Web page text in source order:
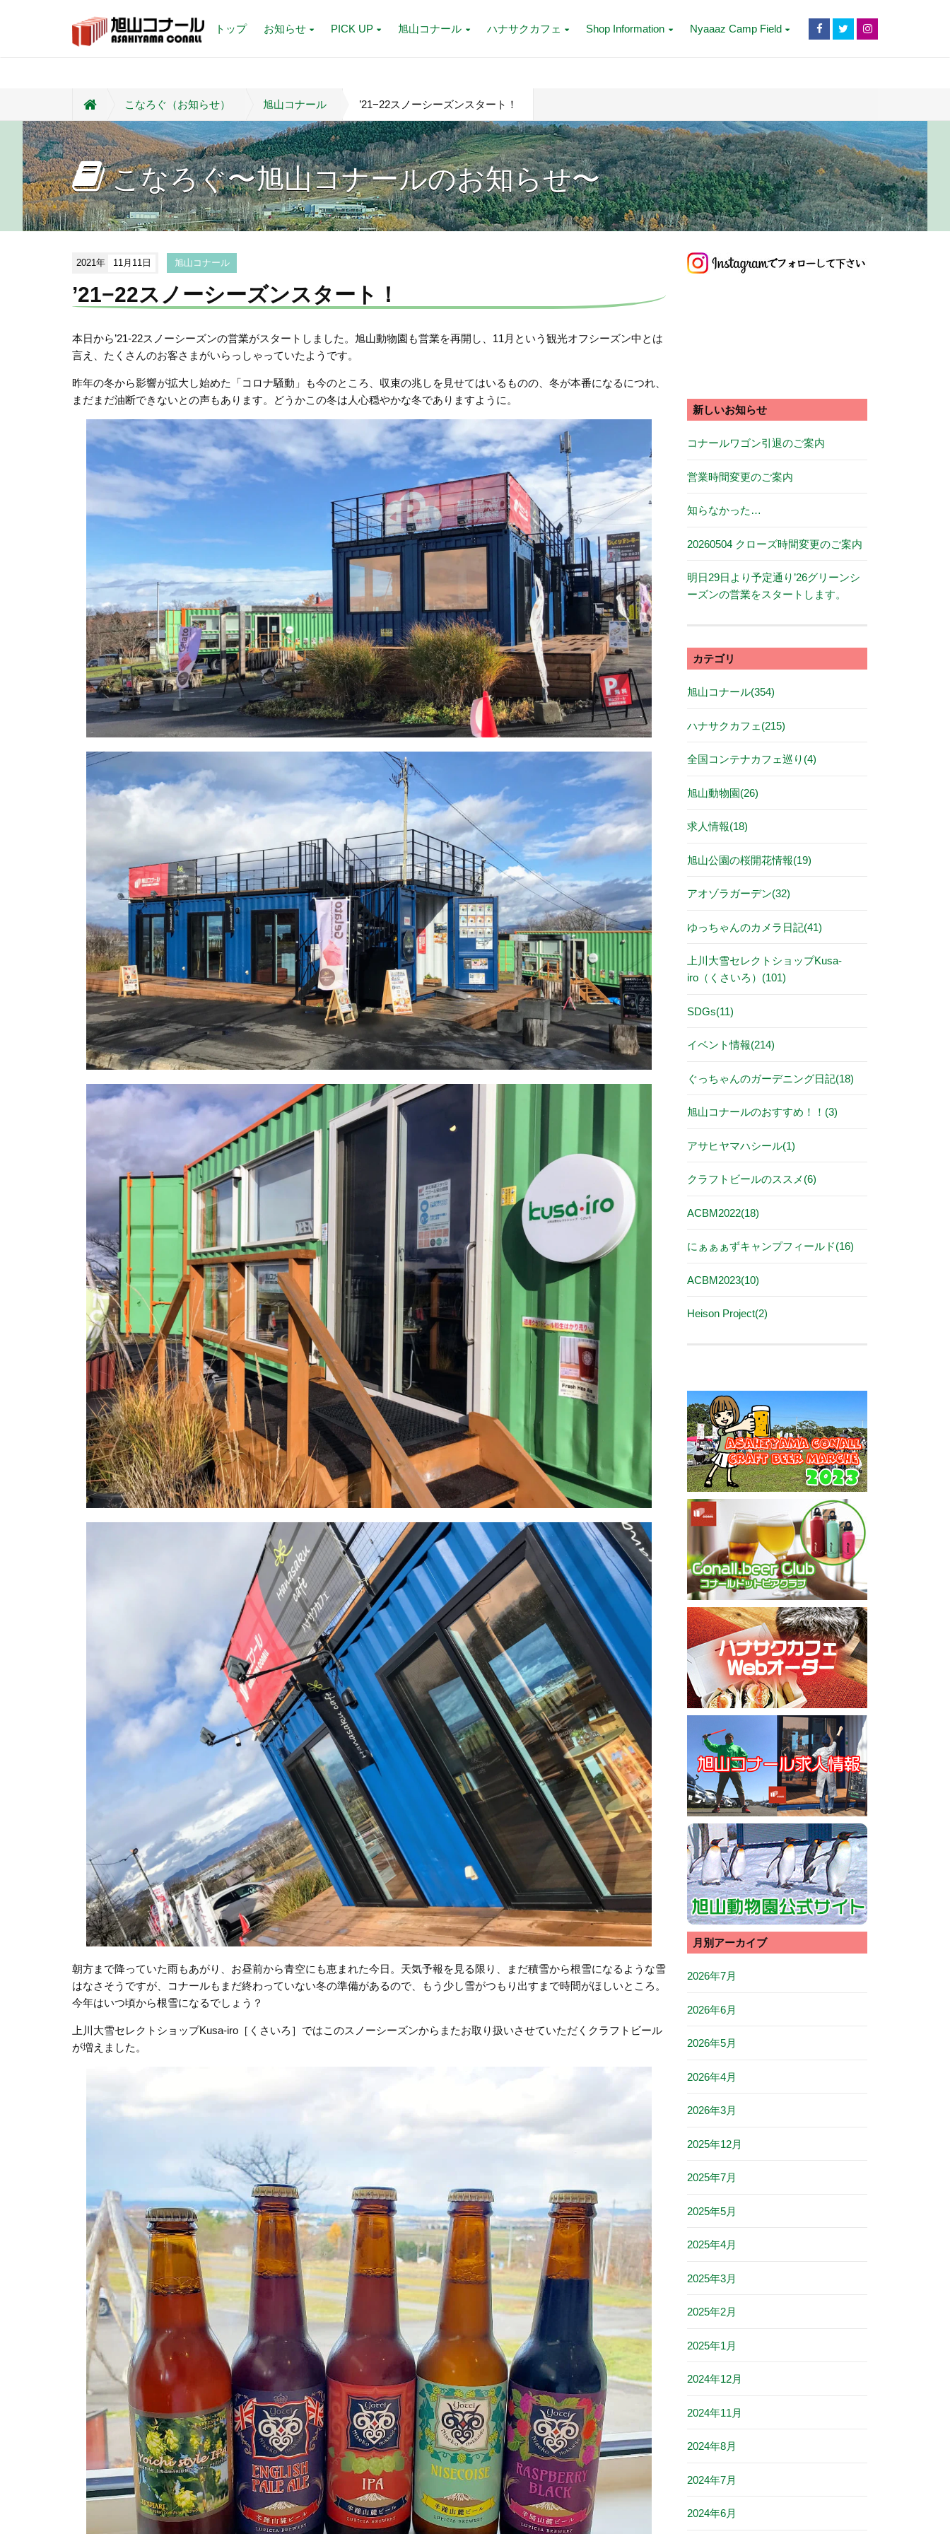
トップ お知らせ PICK UP 旭山コナール ハナサクカフェ Shop Information Nyaaaz Camp Field
こなろぐ（お知らせ） 旭山コナール ’21−22スノーシーズンスタート！
こなろぐ〜旭山コナールのお知らせ〜
2021年 11月11日 旭山コナール
’21−22スノーシーズンスタート！
本日から’21-22スノーシーズンの営業がスタートしました。旭山動物園も営業を再開し、11月という観光オフシーズン中とは
言え、たくさんのお客さまがいらっしゃっていたようです。
昨年の冬から影響が拡大し始めた「コロナ騒動」も今のところ、収束の兆しを見せてはいるものの、冬が本番になるにつれ、
まだまだ油断できないとの声もあります。どうかこの冬は人心穏やかな冬でありますように。
朝方まで降っていた雨もあがり、お昼前から青空にも恵まれた今日。天気予報を見る限り、まだ積雪から根雪になるような雪
はなさそうですが、コナールもまだ終わっていない冬の準備があるので、もう少し雪がつもり出すまで時間がほしいところ。
今年はいつ頃から根雪になるでしょう？
上川大雪セレクトショップKusa-iro［くさいろ］ではこのスノーシーズンからまたお取り扱いさせていただくクラフトビール
が増えました。
新しいお知らせ
コナールワゴン引退のご案内
営業時間変更のご案内
知らなかった…
20260504 クローズ時間変更のご案内
明日29日より予定通り’26グリーンシ
ーズンの営業をスタートします。
カテゴリ
旭山コナール(354)
ハナサクカフェ(215)
全国コンテナカフェ巡り(4)
旭山動物園(26)
求人情報(18)
旭山公園の桜開花情報(19)
アオゾラガーデン(32)
ゆっちゃんのカメラ日記(41)
上川大雪セレクトショップKusa-
iro（くさいろ）(101)
SDGs(11)
イベント情報(214)
ぐっちゃんのガーデニング日記(18)
旭山コナールのおすすめ！！(3)
アサヒヤマハシール(1)
クラフトビールのススメ(6)
ACBM2022(18)
にぁぁぁずキャンプフィールド(16)
ACBM2023(10)
Heison Project(2)
月別アーカイブ
2026年7月
2026年6月
2026年5月
2026年4月
2026年3月
2025年12月
2025年7月
2025年5月
2025年4月
2025年3月
2025年2月
2025年1月
2024年12月
2024年11月
2024年8月
2024年7月
2024年6月